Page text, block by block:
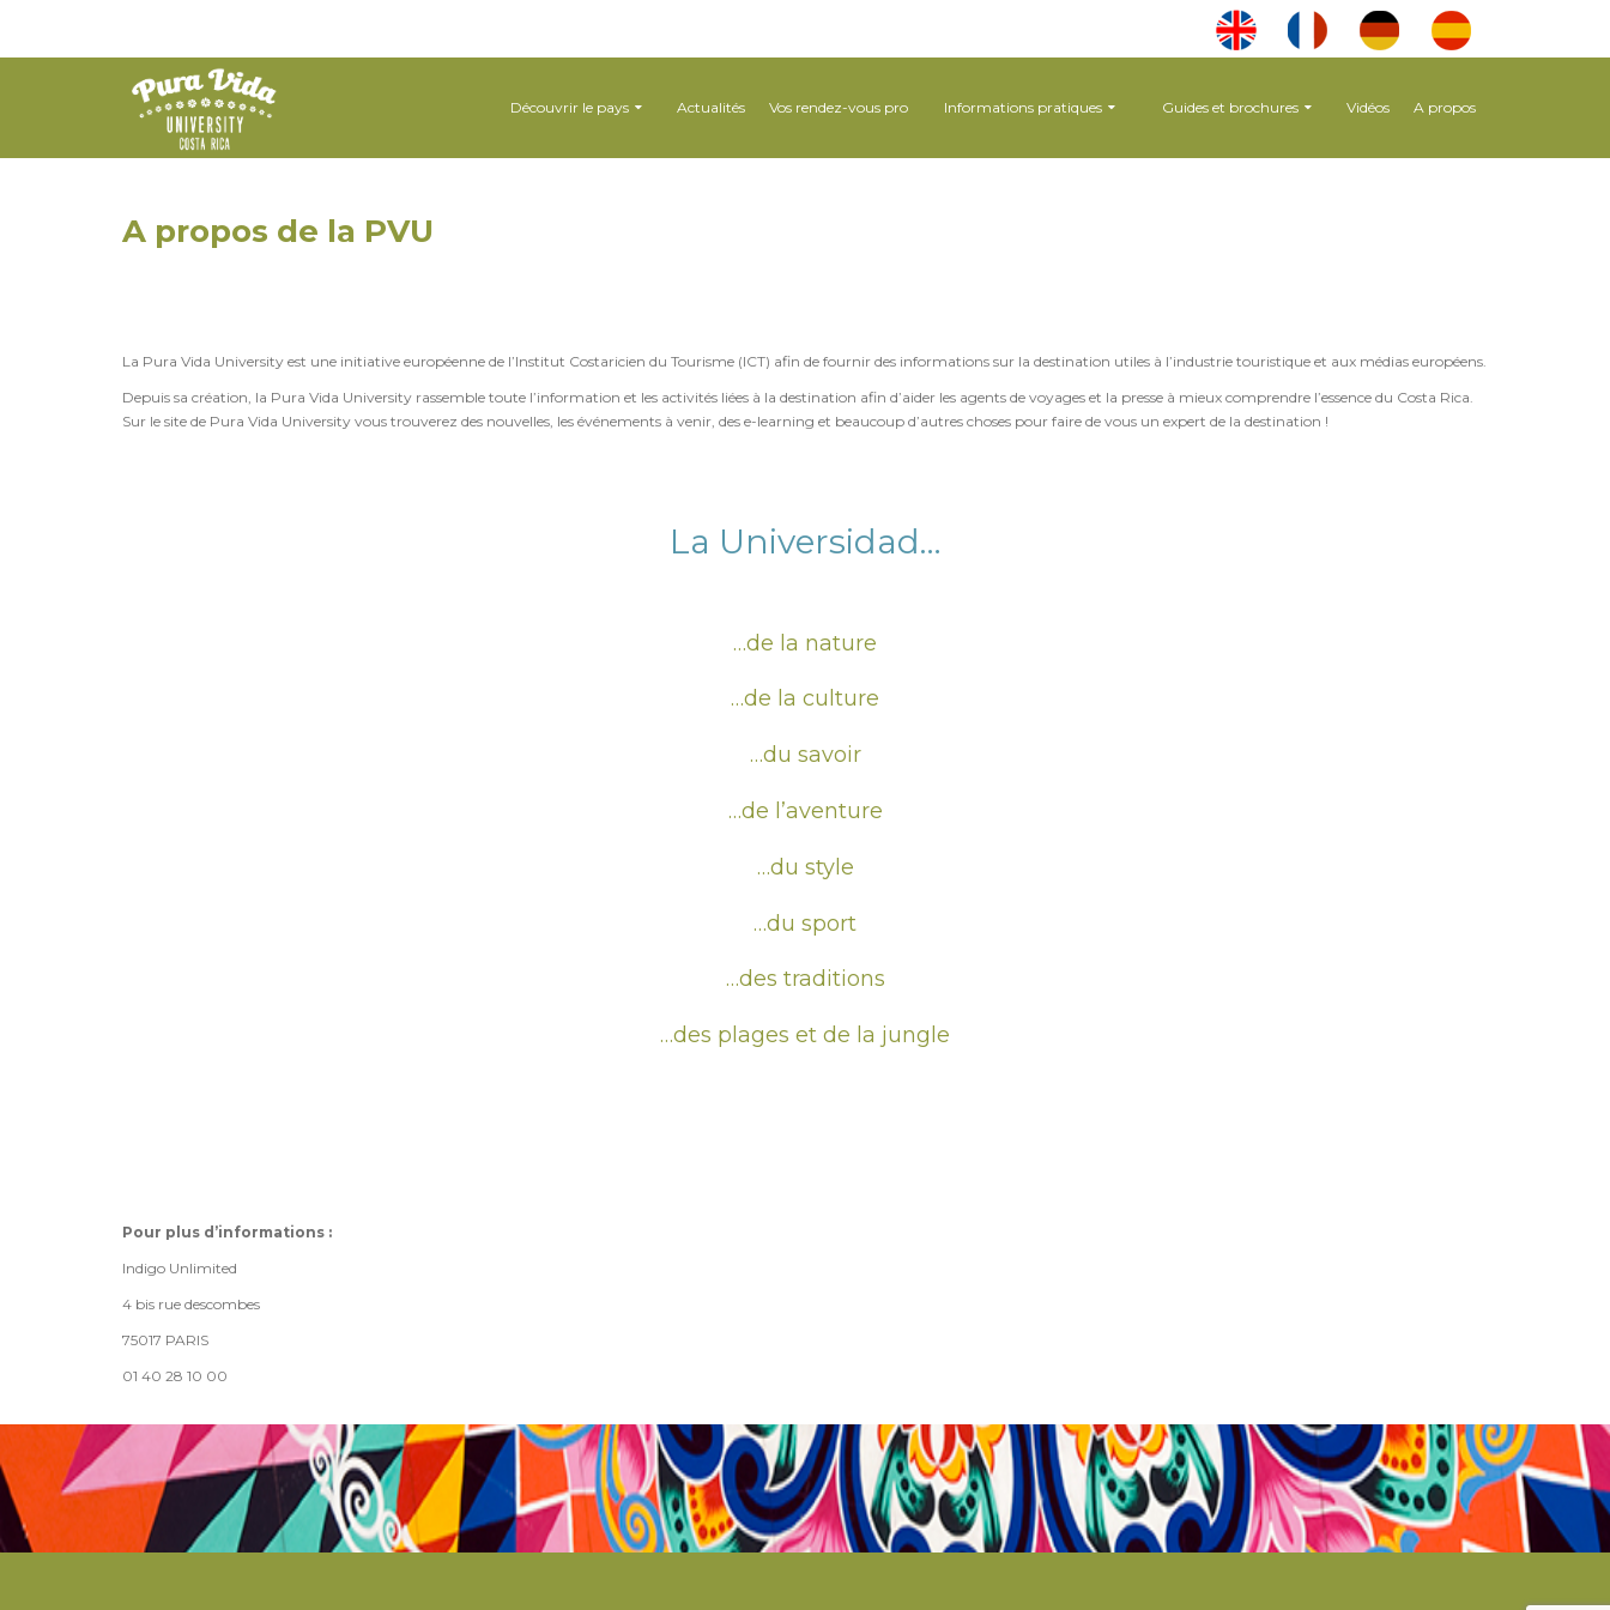
Découvrir le pays Actualités Vos rendez-vous pro Informations pratiques Guides et brochures Vidéos A propos
A propos de la PVU
La Pura Vida University est une initiative européenne de l’Institut Costaricien du Tourisme (ICT) afin de fournir des informations sur la destination utiles à l’industrie touristique et aux médias européens.
Depuis sa création, la Pura Vida University rassemble toute l’information et les activités liées à la destination afin d’aider les agents de voyages et la presse à mieux comprendre l’essence du Costa Rica.
Sur le site de Pura Vida University vous trouverez des nouvelles, les événements à venir, des e-learning et beaucoup d’autres choses pour faire de vous un expert de la destination !
La Universidad…
…de la nature
…de la culture
…du savoir
…de l’aventure
…du style
…du sport
…des traditions
…des plages et de la jungle
Pour plus d’informations :
Indigo Unlimited
4 bis rue descombes
75017 PARIS
01 40 28 10 00